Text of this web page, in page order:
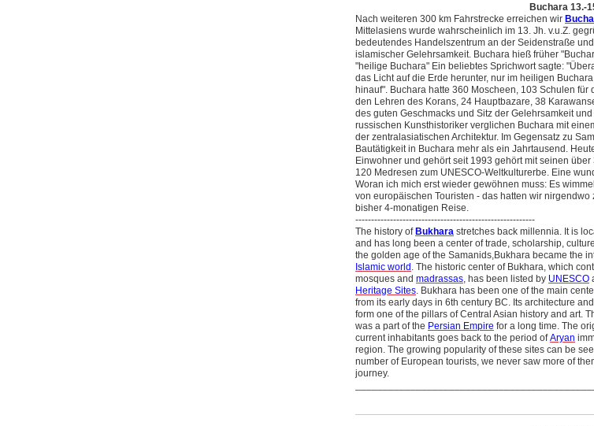
Buchara 13.-
Nach weiteren 300 km Fahrstrecke erreichen wir
Mittelasiens wurde wahrscheinlich im 13. Jh. v.u.Z.
bedeutendes Handelszentrum an der Seidenstraße
islamischer Gelehrsamkeit. Buchara hieß früher
"heilige Buchara" Ein beliebtes Sprichwort sagte:
das Licht auf die Erde herunter, nur im heiligen
hinauf". Buchara hatte 360 Moscheen, 103 Schulen für
den Lehren des Korans, 24 Hauptbazare, 38
des guten Geschmacks und Sitz der Gelehrsamkeit
russischen Kunsthistoriker verglichen Buchara mit
der zentralasiatischen Architektur. Im Gegensatz zu
Bautätigkeit in Buchara mehr als ein Jahrtausend.
Einwohner und gehört seit 1993 gehört mit seinen über
120 Medresen zum UNESCO-Weltkulturerbe. Eine
Woran ich mich erst wieder gewöhnen muss: Es
von europäischen Touristen - das hatten wir nirgendwo
bisher 4-monatigen Reise.
---------------------------------------------------------
The history of Bukhara stretches back millennia. It is
and has long been a center of trade, scholarship,
the golden age of the Samanids,Bukhara became the
Islamic world . The historic center of Bukhara, which
mosques and madrassas, has been listed by UNESCO
Heritage Sites. Bukhara has been one of the main
from its early days in 6th century BC. Its architecture
form one of the pillars of Central Asian history and art.
was a part of the Persian Empire for a long time. The
current inhabitants goes back to the period of Aryan
region. The growing popularity of these sites can be
number of European tourists, we never saw more of
journey.